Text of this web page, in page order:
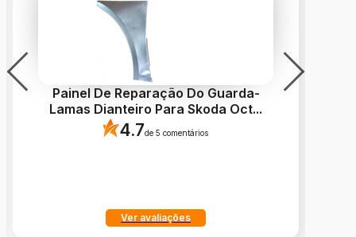
Painel De Reparação Do Guarda-
Lamas Dianteiro Para Skoda Oct...
4.7de 5 comentários
Ver avaliações